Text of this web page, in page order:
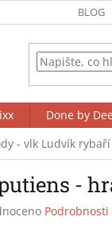
BLOG
Done by
- vlk Ludvík rybaří
-